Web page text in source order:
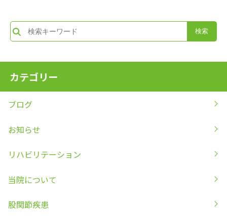
カテゴリー
ブログ
お知らせ
リハビリテーション
当院について
股関節疾患